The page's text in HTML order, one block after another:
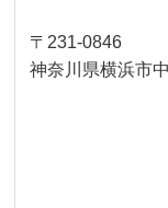
〒231-0846
神奈川県横浜市